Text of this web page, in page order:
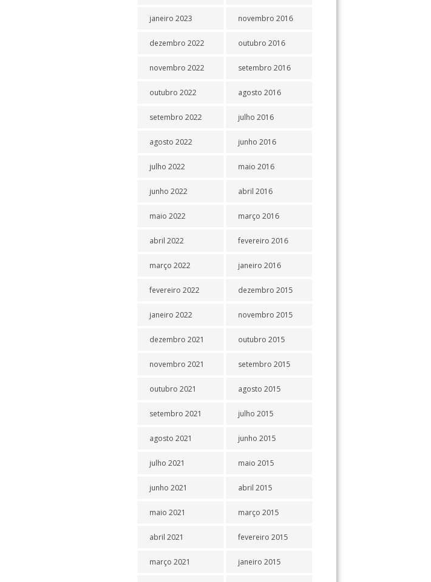
janeiro 2023
dezembro 2022
novembro 2022
outubro 2022
setembro 2022
agosto 2022
julho 2022
junho 2022
maio 2022
abril 2022
março 2022
fevereiro 2022
janeiro 2022
dezembro 2021
novembro 2021
outubro 2021
setembro 2021
agosto 2021
julho 2021
junho 2021
maio 2021
abril 2021
março 2021
novembro 2016
outubro 2016
setembro 2016
agosto 2016
julho 2016
junho 2016
maio 2016
abril 2016
março 2016
fevereiro 2016
janeiro 2016
dezembro 2015
novembro 2015
outubro 2015
setembro 2015
agosto 2015
julho 2015
junho 2015
maio 2015
abril 2015
março 2015
fevereiro 2015
janeiro 2015